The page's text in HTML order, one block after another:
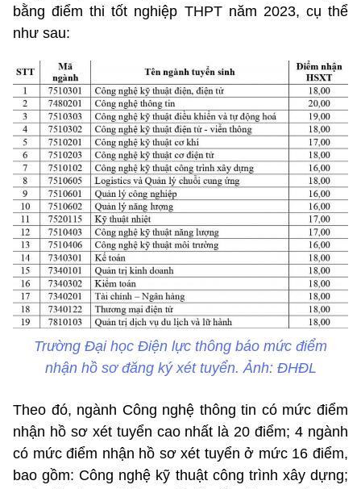
bằng điểm thi tốt nghiệp THPT năm 2023, cụ thể
như sau:
Trường Đại học Điện lực thông báo mức điểm
nhận hồ sơ đăng ký xét tuyển. Ảnh: ĐHĐL
Theo đó, ngành Công nghệ thông tin có mức điểm
nhận hồ sơ xét tuyển cao nhất là 20 điểm; 4 ngành
có mức điểm nhận hồ sơ xét tuyển ở mức 16 điểm,
bao gồm: Công nghệ kỹ thuật công trình xây dựng;